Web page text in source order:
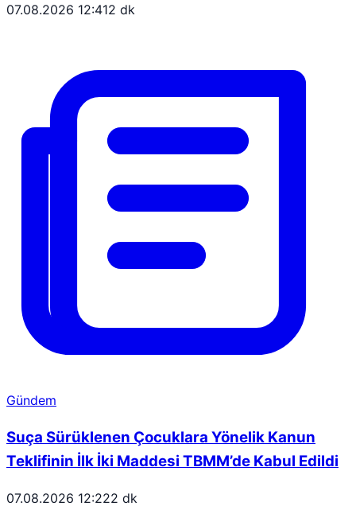
07.08.2026 12:412 dk
Gündem
Suça Sürüklenen Çocuklara Yönelik Kanun
Teklifinin İlk İki Maddesi TBMM’de Kabul Edildi
07.08.2026 12:222 dk